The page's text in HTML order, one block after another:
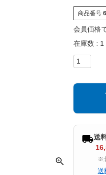
商品番号
会員価格
在庫数
1
送
※
送